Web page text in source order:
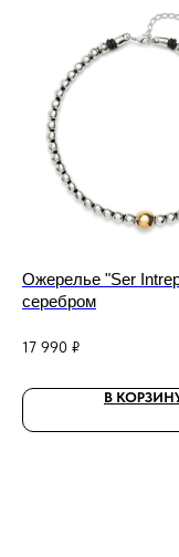
Ожерелье "Ser
серебром
17 990 ₽
В